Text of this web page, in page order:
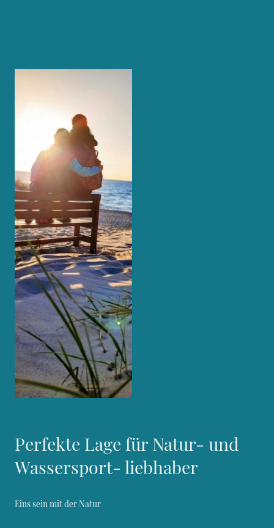
Perfekte Lage für Natur- und
Wassersport- liebhaber
Eins sein mit der Natur